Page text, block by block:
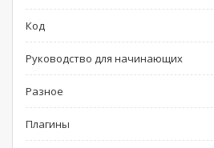
Код
Руководство для начинающих
Разное
Плагины